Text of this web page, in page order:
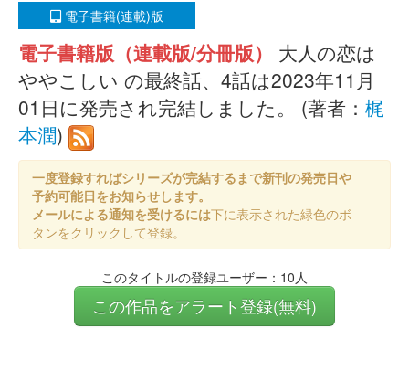
電子書籍(連載)版
電子書籍版（連載版/分冊版）
大人の恋は
ややこしい の最終話、4話は2023年11月
01日に発売され完結しました。 (著者： 梶
本潤)
一度登録すればシリーズが完結するまで新刊の発売日や
予約可能日をお知らせします。
メールによる通知を受けるには下に表示された緑色のボ
タンをクリックして登録。
このタイトルの登録ユーザー：10人
この作品をアラート登録(無料)